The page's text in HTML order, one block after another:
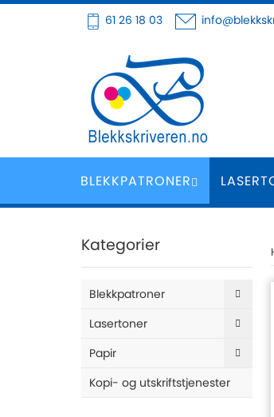
Hoppe
innhold
61 26 18 03
BLEKKPATRONER
Kategorier
Blekkpatroner
Lasertoner
Papir
Kopi- og utskriftstjenester